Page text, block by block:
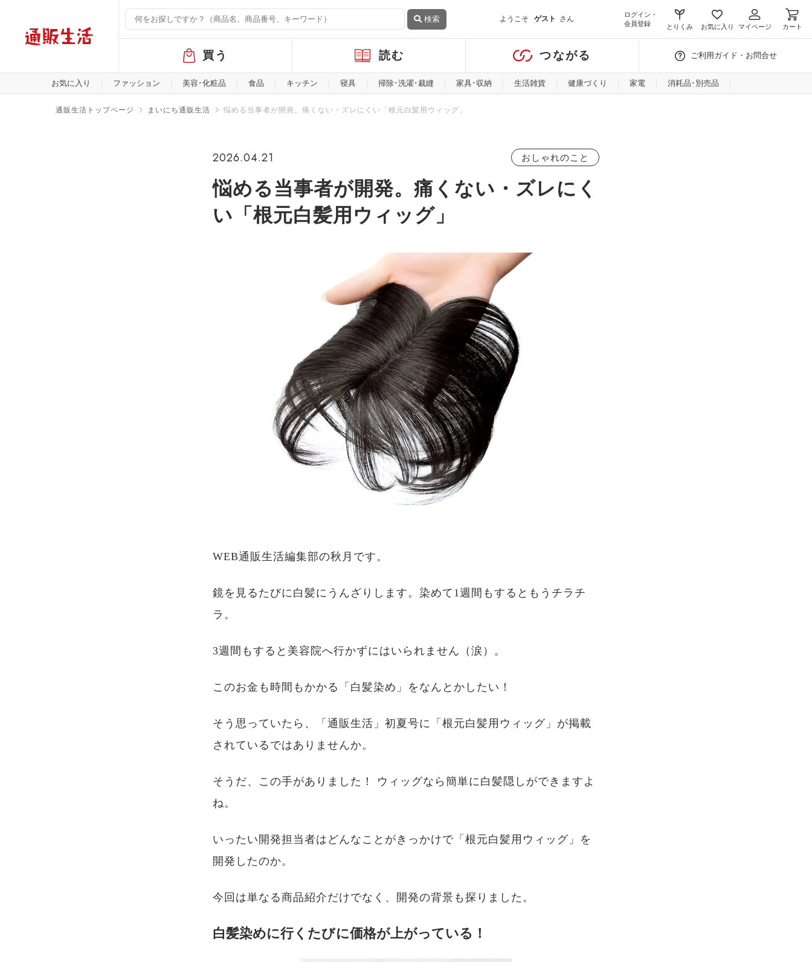
検索 ようこそ ゲスト さん
ログイン・
会員登録
とりくみ お気に入り マイページ カート
バ
ル
メ
買う 読む つながる ご利用ガイド・お問合せ
お気に入り ファッション 美容･化粧品 食品 キッチン 寝具 掃除･洗濯･裁縫 家具･収納 生活雑貨 健康づくり 家電 消耗品･別売品
通販生活トップページ まいにち通販生活 悩める当事者が開発。痛くない・ズレにくい「根元白髪用ウィッグ」
2026.04.21 おしゃれのこと
悩める当事者が開発。痛くない・ズレにく
い「根元白髪用ウィッグ」
WEB通販生活編集部の秋月です。
鏡を見るたびに白髪にうんざりします。染めて1週間もするともうチラチ
ラ。
3週間もすると美容院へ行かずにはいられません（涙）。
このお金も時間もかかる「白髪染め」をなんとかしたい！
そう思っていたら、「通販生活」初夏号に「根元白髪用ウィッグ」が掲載
されているではありませんか。
そうだ、この手がありました！ ウィッグなら簡単に白髪隠しができますよ
ね。
いったい開発担当者はどんなことがきっかけで「根元白髪用ウィッグ」を
開発したのか。
今回は単なる商品紹介だけでなく、開発の背景も探りました。
白髪染めに行くたびに価格が上がっている！